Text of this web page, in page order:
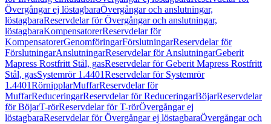
Övergångar ej löstagbaraÖvergångar och anslutningar,
löstagbaraReservdelar för Övergångar och anslutningar,
löstagbaraKompensatorerReservdelar för
KompensatorerGenomföringarFörslutningarReservdelar för
FörslutningarAnslutningarReservdelar för AnslutningarGeberit
Mapress Rostfritt Stål, gasReservdelar för Geberit Mapress Rostfritt
Stål, gasSystemrör 1.4401Reservdelar för Systemrör
1.4401RörnipplarMuffarReservdelar för
MuffarReduceringarReservdelar för ReduceringarBöjarReservdelar
för BöjarT-rörReservdelar för T-rörÖvergångar ej
löstagbaraReservdelar för Övergångar ej löstagbaraÖvergångar och